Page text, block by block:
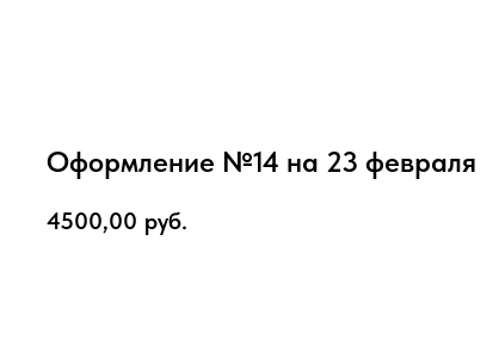
Оформление №14 на 23 февраля
4500,00 руб.